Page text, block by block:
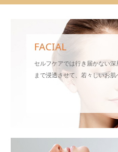
「白川みきスペシャルトークショー」イ
まつげエクステつけ放題5,500円（2年
ン実施中！
ホットペッパーから予約再開
ソティス特別キャンペーン実施中！(5-6
FACIAL
セルフケアでは行き届かない深
まで浸透させて、若々しいお肌